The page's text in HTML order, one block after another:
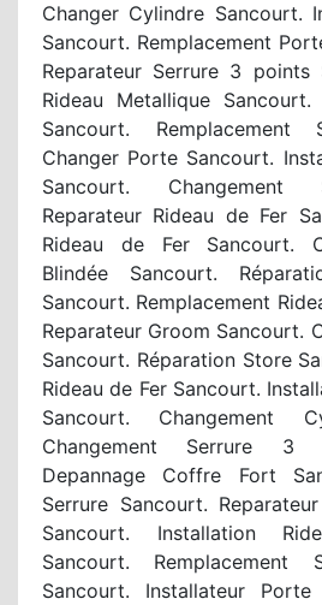
Changer Cylindre Sancourt.
Sancourt. Remplacement
Reparateur Serrure 3 points
Rideau Metallique Sancourt.
Sancourt. Remplacement
Changer Porte Sancourt.
Sancourt. Changement
Reparateur Rideau de Fer
Rideau de Fer Sancourt.
Blindée Sancourt.
Sancourt. Remplacement
Reparateur Groom Sancourt.
Sancourt. Réparation Store
Rideau de Fer Sancourt.
Sancourt. Changement
Changement Serrure 3
Depannage Coffre Fort
Serrure Sancourt.
Sancourt. Installation
Sancourt.
Sancourt. Installateur Porte